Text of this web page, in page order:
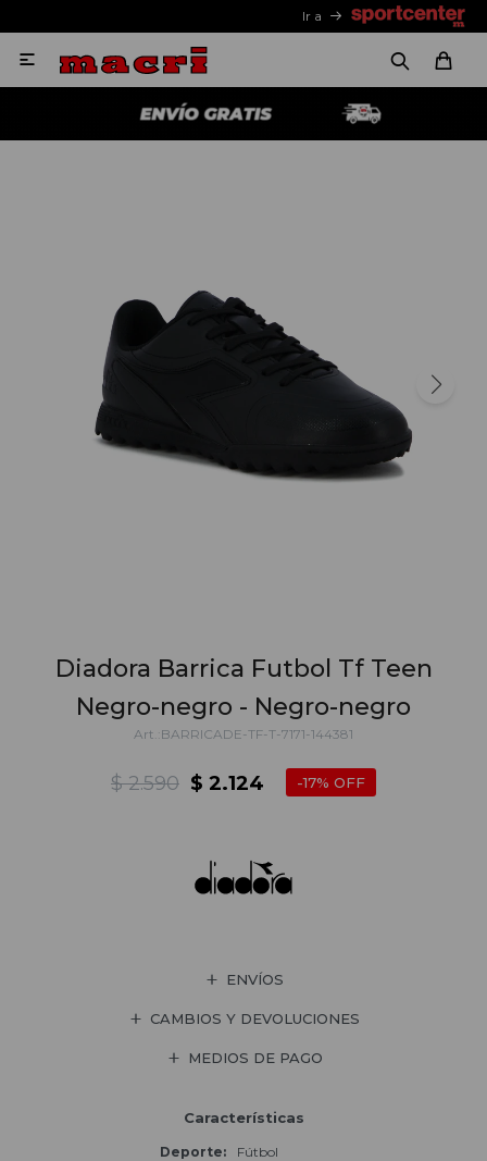
Ir a

Diadora Barrica Futbol Tf Teen
Negro-negro - Negro-negro
BARRICADE-TF-T-7171-144381
$ 2.124
$ 2.590 17
ENVÍOS
CAMBIOS Y DEVOLUCIONES
MEDIOS DE PAGO
Características
Deporte Fútbol